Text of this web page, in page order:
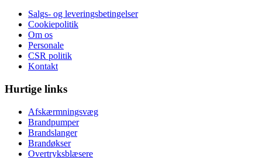
Salgs- og leveringsbetingelser
Cookiepolitik
Om os
Personale
CSR politik
Kontakt
Hurtige links
Afskærmningsvæg
Brandpumper
Brandslanger
Brandøkser
Overtryksblæsere